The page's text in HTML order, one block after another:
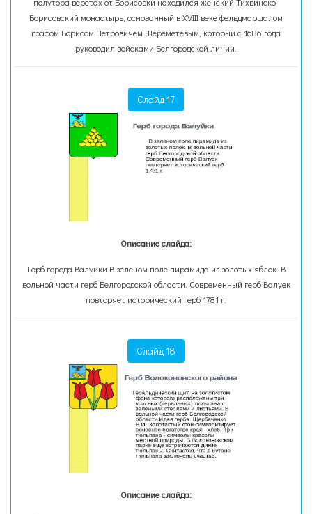
Борисовский монастырь, основанный в XVIII веке фельдмаршалом
графом Борисом Петровичем Шереметевым, который с 1686 года
руководил войсками Белгородской линии.
Слайд 17
Описание слайда:
Герб города Валуйки В зеленом поле пирамида из золотых яблок. В
вольной части герб Белгородской области. Современный герб Валуек
повторяет исторический герб 1781 г.
Слайд 18
Описание слайда: